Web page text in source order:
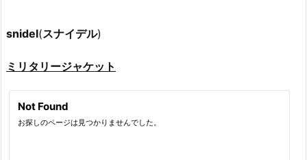
snidel(スナイデル)
ミリタリージャケット